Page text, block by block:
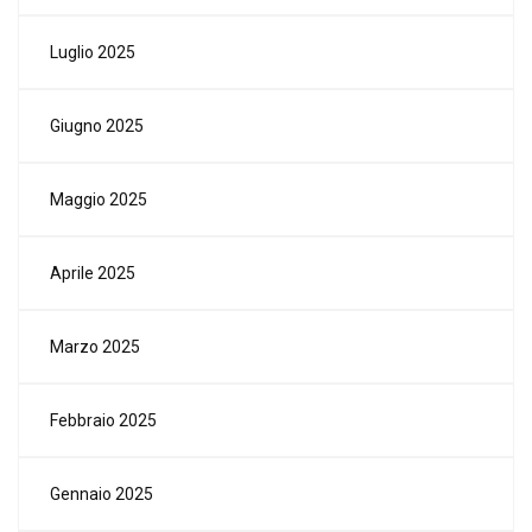
Luglio 2025
Giugno 2025
Maggio 2025
Aprile 2025
Marzo 2025
Febbraio 2025
Gennaio 2025